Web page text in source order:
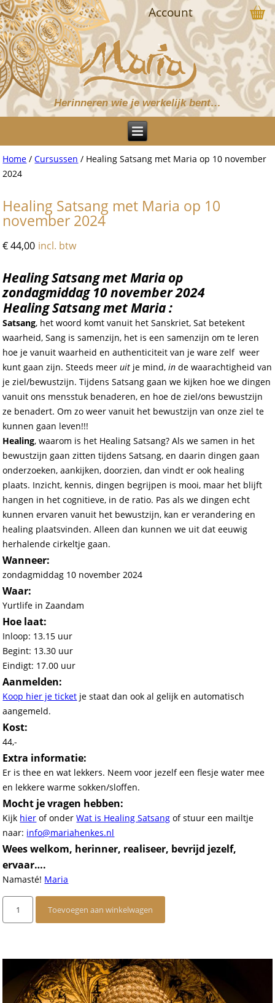
Herinneren wie je werkelijk bent…
Account
Home /Cursussen / Healing Satsang met Maria op 10 november
2024
Healing Satsang met Maria op 10
november 2024
€44,00 incl. btw
Healing Satsang met Maria op
zondagmiddag 10 november 2024
Healing Satsang met Maria :
Satsang, het woord komt vanuit het Sanskriet, Sat betekent
waarheid, Sang is samenzijn, het is een samenzijn om te leren
hoe je vanuit waarheid en authenticiteit van je ware zelf weer
kunt gaan zijn. Steeds meeruit je mind,in de waarachtigheid van
je ziel/bewustzijn. Tijdens Satsang gaan we kijken hoe we dingen
vanuit ons mensstuk benaderen, en hoe de ziel/ons bewustzijn
ze benadert. Om zo weer vanuit het bewustzijn van onze ziel te
kunnen gaan leven!!!
Healing, waarom is het Healing Satsang? Als we samen in het
bewustzijn gaan zitten tijdens Satsang, en daarin dingen gaan
onderzoeken, aankijken, doorzien, dan vindt er ook healing
plaats. Inzicht, kennis, dingen begrijpen is mooi, maar het blijft
hangen in het cognitieve, in de ratio. Pas als we dingen echt
kunnen ervaren vanuit het bewustzijn, kan er verandering en
healing plaatsvinden. Alleen dan kunnen we uit dat eeuwig
herhalende cirkeltje gaan.
Wanneer:
zondagmiddag 10 november 2024
Waar:
Yurtlife in Zaandam
Hoe laat:
Inloop: 13.15 uur
Begint: 13.30 uur
Eindigt: 17.00 uur
Aanmelden:
Koop hier je ticket je staat dan ook al gelijk en automatisch
aangemeld.
Kost:
44,-
Extra informatie:
Er is thee en wat lekkers. Neem voor jezelf een flesje water mee
en lekkere warme sokken/sloffen.
Mocht je vragen hebben:
Kijk hier of onderWat is Healing Satsang of stuur een mailtje
naar: info@mariahenkes.nl
Wees welkom, herinner, realiseer, bevrijd jezelf,
ervaar….
Namasté! Maria
op
november
Toevoegen aan winkelwagen